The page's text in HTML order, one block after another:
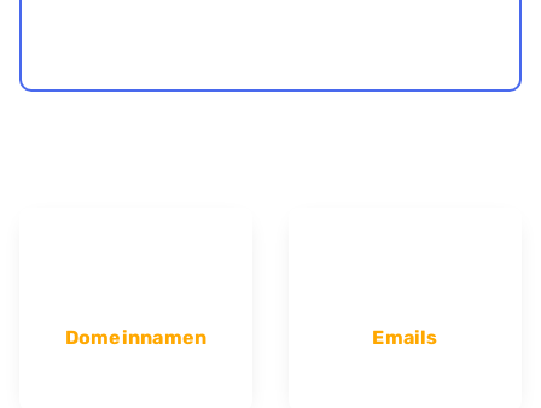
Domeinnamen Emails